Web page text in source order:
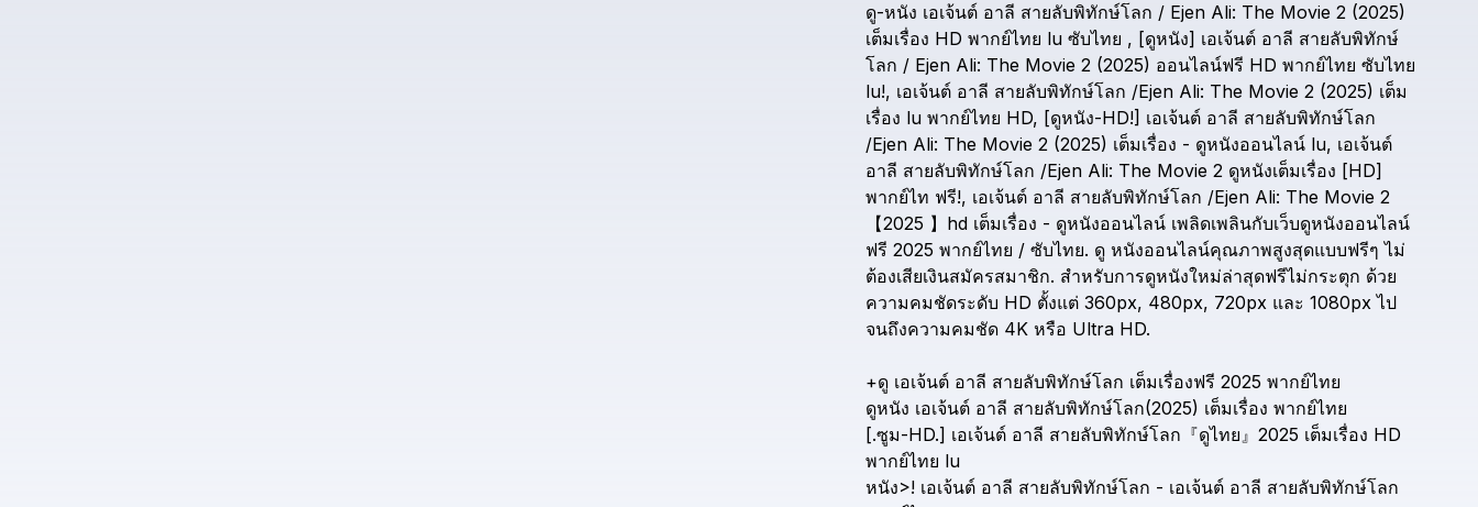
ดู-หนัง เอเจ้นต์ อาลี สายลับพิทักษ์โลก / Ejen Ali: The Movie 2 (2025)
เต็มเรื่อง HD พากย์ไทย lu ซับไทย , [ดูหนัง] เอเจ้นต์ อาลี สายลับพิทักษ์
โลก / Ejen Ali: The Movie 2 (2025) ออนไลน์ฟรี HD พากย์ไทย ซับไทย
lu!, เอเจ้นต์ อาลี สายลับพิทักษ์โลก /Ejen Ali: The Movie 2 (2025) เต็ม
เรื่อง lu พากย์ไทย HD, [ดูหนัง-HD!] เอเจ้นต์ อาลี สายลับพิทักษ์โลก
/Ejen Ali: The Movie 2 (2025) เต็มเรื่อง - ดูหนังออนไลน์ lu, เอเจ้นต์
อาลี สายลับพิทักษ์โลก /Ejen Ali: The Movie 2 ดูหนังเต็มเรื่อง [HD]
พากย์ไท ฟรี!, เอเจ้นต์ อาลี สายลับพิทักษ์โลก /Ejen Ali: The Movie 2
【2025 】hd เต็มเรื่อง - ดูหนังออนไลน์ เพลิดเพลินกับเว็บดูหนังออนไลน์
ฟรี 2025 พากย์ไทย / ซับไทย. ดู หนังออนไลน์คุณภาพสูงสุดแบบฟรีๆ ไม่
ต้องเสียเงินสมัครสมาชิก. สำหรับการดูหนังใหม่ล่าสุดฟรีไม่กระตุก ด้วย
ความคมชัดระดับ HD ตั้งแต่ 360px, 480px, 720px และ 1080px ไป
จนถึงความคมชัด 4K หรือ Ultra HD.
+ดู เอเจ้นต์ อาลี สายลับพิทักษ์โลก เต็มเรื่องฟรี 2025 พากย์ไทย
ดูหนัง เอเจ้นต์ อาลี สายลับพิทักษ์โลก(2025) เต็มเรื่อง พากย์ไทย
[.ซูม-HD.] เอเจ้นต์ อาลี สายลับพิทักษ์โลก『ดูไทย』2025 เต็มเรื่อง HD
พากย์ไทย lu
หนัง>! เอเจ้นต์ อาลี สายลับพิทักษ์โลก - เอเจ้นต์ อาลี สายลับพิทักษ์โลก